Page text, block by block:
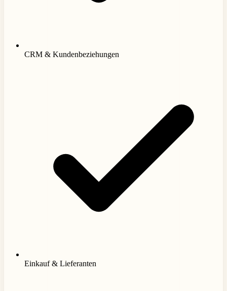
CRM & Kundenbeziehungen
Einkauf & Lieferanten